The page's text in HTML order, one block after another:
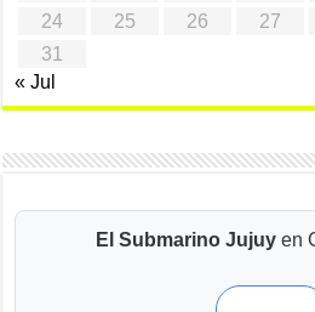
24
25 26 27
31
« Jul
El Submarino Jujuy en